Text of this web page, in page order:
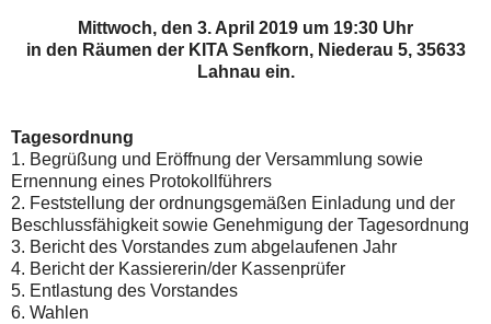
Mittwoch, den 3. April 2019 um 19:30 Uhr
in den Räumen der KITA Senfkorn, Niederau 5, 35633
Lahnau ein.
Tagesordnung
1. Begrüßung und Eröffnung der Versammlung sowie
Ernennung eines Protokollführers
2. Feststellung der ordnungsgemäßen Einladung und der
Beschlussfähigkeit sowie Genehmigung der Tagesordnung
3. Bericht des Vorstandes zum abgelaufenen Jahr
4. Bericht der Kassiererin/der Kassenprüfer
5. Entlastung des Vorstandes
6. Wahlen